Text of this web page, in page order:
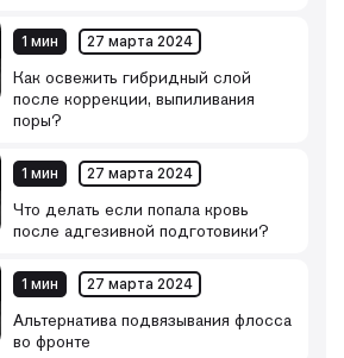
1 мин 27 марта 2024
Как освежить гибридный слой
после коррекции, выпиливания
поры?
1 мин 27 марта 2024
Что делать если попала кровь
после адгезивной подготовики?
1 мин 27 марта 2024
Альтернатива подвязывания флосса
во фронте